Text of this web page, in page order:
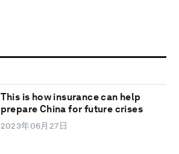
This is how insurance can help
prepare China for future crises
2023年06月27日